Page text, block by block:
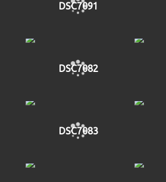
DSC7091
DSC7082
DSC7083